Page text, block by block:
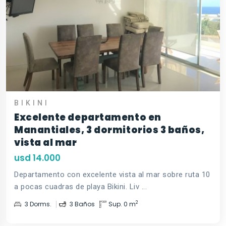
BIKINI
Excelente departamento en
Manantiales, 3 dormitorios 3 baños,
vista al mar
usd 14.000
Departamento con excelente vista al mar sobre ruta 10
a pocas cuadras de playa Bikini. Liv ...
3 Dorms. 3 Baños Sup. 0 m2